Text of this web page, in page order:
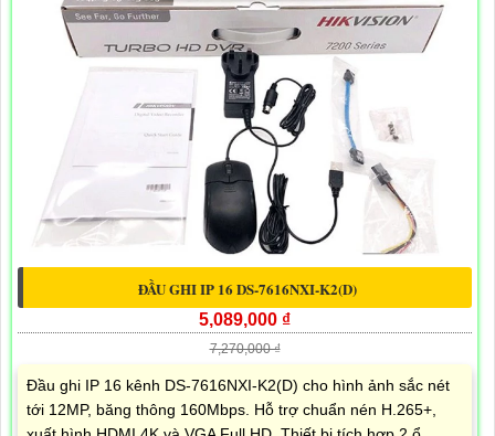
ĐẦU GHI IP 16 DS-7616NXI-K2(D)
5,089,000 ₫
7,270,000 ₫
Đầu ghi IP 16 kênh DS-7616NXI-K2(D) cho hình ảnh sắc nét
tới 12MP, băng thông 160Mbps. Hỗ trợ chuẩn nén H.265+,